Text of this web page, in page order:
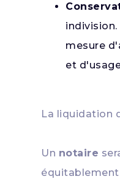
mesure
et
La liquidation
Un notaire
équitablement